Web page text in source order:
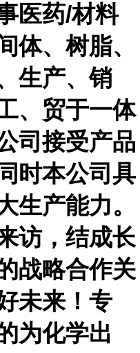
医药/材料
体、树脂、
生产、销
、贸于一体
司接受产品
时本公司具
生产能力。
访，结成长
战略合作关
未来！专
为化学出